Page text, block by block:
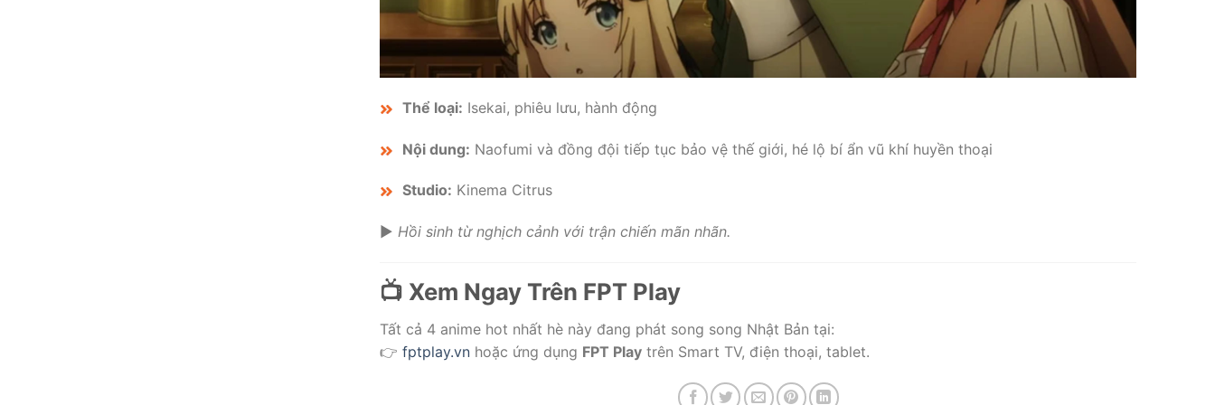
Thể loại: Isekai, phiêu lưu, hành động
Nội dung: Naofumi và đồng đội tiếp tục bảo vệ thế giới, hé lộ bí ẩn vũ khí huyền thoại
Studio: Kinema Citrus
▶️ Hồi sinh từ nghịch cảnh với trận chiến mãn nhãn.
📺 Xem Ngay Trên FPT Play
Tất cả 4 anime hot nhất hè này đang phát song song Nhật Bản tại:
👉 fptplay.vnhoặc ứng dụng FPT Playtrên Smart TV, điện thoại, tablet.